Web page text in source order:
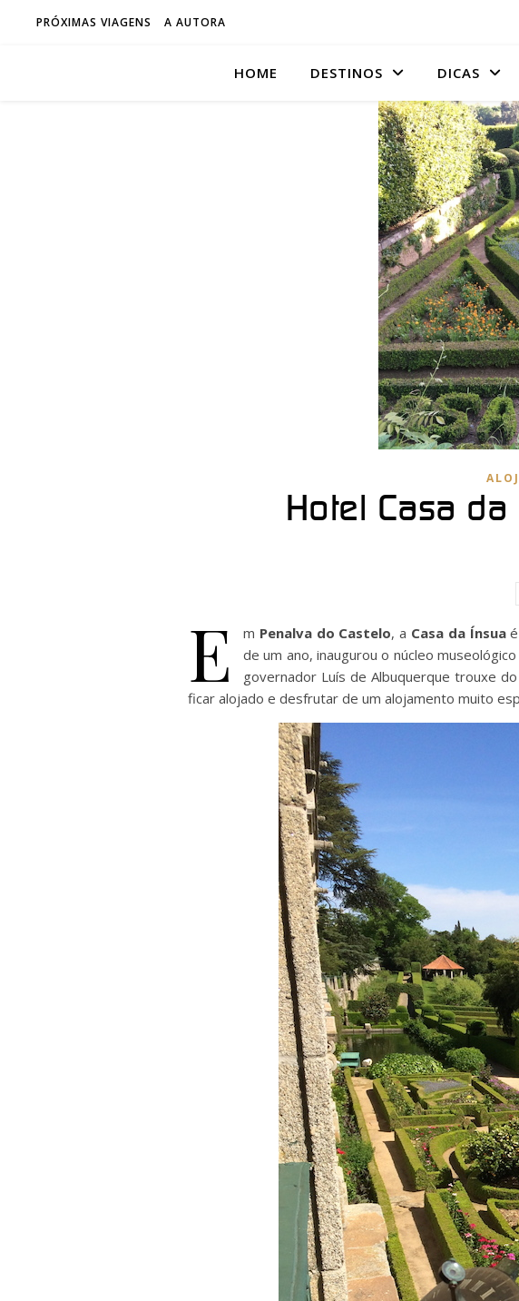
PRÓXIMAS VIAGENS A AUTORA
HOME DESTINOS DICAS
Hotel Casa
E m Penalva do Castelo, a Casa da Ínsuaé
de um ano, inaugurou o núcleo
governador Luís de Albuquerque trouxe
ficar alojado e desfrutar de um alojamento muito